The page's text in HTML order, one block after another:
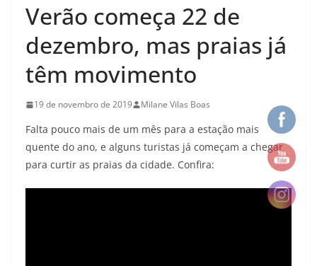
Verão começa 22 de
dezembro, mas praias já
têm movimento
19 de novembro de 2019 Milane Vilas Boas
Falta pouco mais de um mês para a estação mais
quente do ano, e alguns turistas já começam a chegar
para curtir as praias da cidade. Confira: